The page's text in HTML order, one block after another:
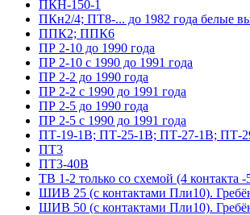
ПКН-150-1
ПКн2/4; ПТ8-... до 1982 года белые
ППК2; ППК6
ПР 2-10 до 1990 года
ПР 2-10 с 1990 до 1991 года
ПР 2-2 до 1990 года
ПР 2-2 с 1990 до 1991 года
ПР 2-5 до 1990 года
ПР 2-5 с 1990 до 1991 года
ПТ-19-1В; ПТ-25-1В; ПТ-27-1В; ПТ-
ПТ3
ПТ3-40В
ТВ 1-2 только со схемой (4 контакта -
ШИВ 25 (с контактами Пли10).
ШИВ 50 (с контактами Пли10).